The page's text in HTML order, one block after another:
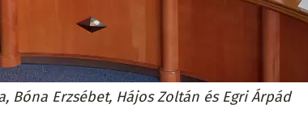
Bóna Erzsébet, Hájos Zoltán és Egri Árpád